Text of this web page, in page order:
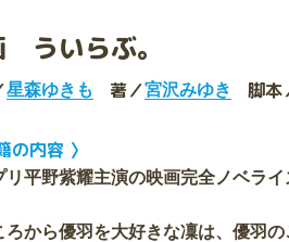
ういらぶ。
星森ゆきも 著／宮沢みゆき 脚本
の内容 〉
リ平野紫耀主演の映画完全ノベライ
ろから優羽を大好きな凜は、優羽の